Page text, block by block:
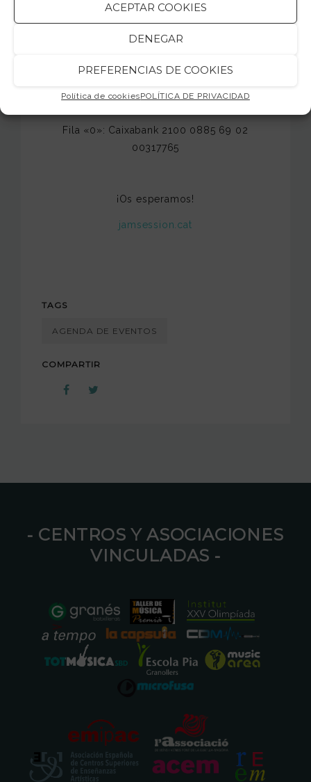
ACEPTAR COOKIES
DENEGAR
PREFERENCIAS DE COOKIES
Política de cookiesPOLÍTICA DE PRIVACIDAD
Carrer Valls s/n, esquina con C/ Amposta –
Mapa
Fila «0»: Caixabank 2100 0885 69 02
00317765
¡Os esperamos!
jamsession.cat
TAGS
AGENDA DE EVENTOS
COMPARTIR
⁃ CENTROS Y ASOCIACIONES
VINCULADAS ⁃